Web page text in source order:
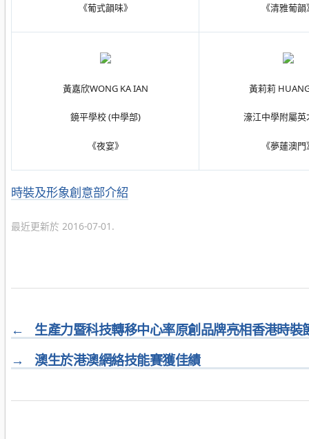
《葡式韻味》 《清雅葡韻
黃嘉欣WONG KA IAN
鏡平學校 (中學部)
《夜宴》
黃莉莉
濠江中學附屬英
《夢蓮澳門
分
時裝及形象創意部介紹
最近更新於 2016-07-01.
←
生產力暨科技轉移中心率原創品牌亮相香港時裝
→
澳生於港澳網絡技能賽獲佳績